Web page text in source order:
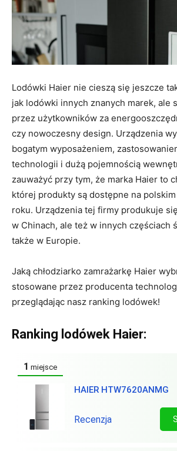
Lodówki Haier nie cieszą się jeszcze
jak lodówki innych znanych marek, ale
przez użytkowników za
czy nowoczesny design. Urządzenia
bogatym wyposażeniem,
technologii i dużą pojemnością
zauważyć przy tym, że marka Haier to
której produkty są dostępne na
roku. Urządzenia tej firmy produkuje
w Chinach, ale też w innych częściach
także w Europie.
Jaką chłodziarko zamrażarkę Haier
stosowane przez producenta
przeglądając nasz ranking lodówek!
Ranking lodówek Haier:
1 miejsce
HAIER HTW7620ANMG
Recenzja